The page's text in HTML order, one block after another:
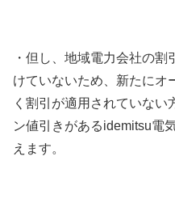
・但し、地域電力会社の
けていないため、新たにオ
く割引が適用されていない
ン値引きがあるidemitsu電
えます。